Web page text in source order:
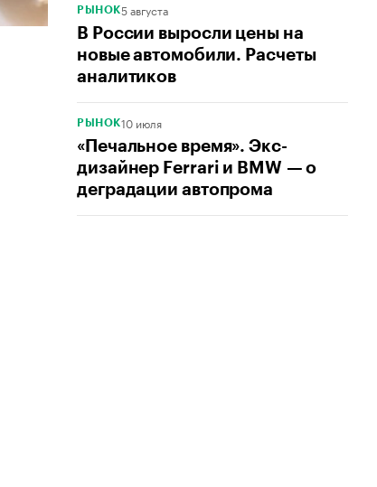
РЫНОК5 августа
В России выросли цены на
новые автомобили. Расчеты
аналитиков
РЫНОК10 июля
«Печальное время». Экс-
дизайнер Ferrari и BMW — о
деградации автопрома